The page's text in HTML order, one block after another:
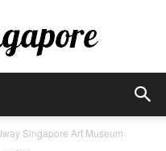
Singapore Art Museum